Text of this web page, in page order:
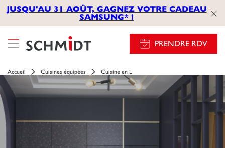
JUSQU'AU 31 AOÛT, GAGNEZ VOTRE CADEAU
SAMSUNG* !
PRENDRE RDV
Accueil Cuisines équipées Cuisine en L